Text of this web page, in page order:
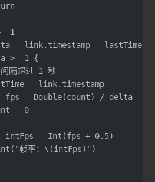
1
= link.timestamp - lastTime
>= 1 {
隔超过 1 秒
= link.timestamp
fps = Double(count) / delta
= 0
intFps = Int(fps + 0.5)
帧率：\(intFps)")